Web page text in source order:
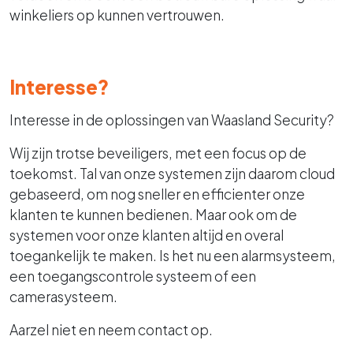
winkeliers op kunnen vertrouwen.
Interesse?
Interesse in de oplossingen van Waasland Security?
Wij zijn trotse beveiligers, met een focus op de
toekomst. Tal van onze systemen zijn daarom cloud
gebaseerd, om nog sneller en efficienter onze
klanten te kunnen bedienen. Maar ook om de
systemen voor onze klanten altijd en overal
toegankelijk te maken. Is het nu een alarmsysteem,
een toegangscontrole systeem of een
camerasysteem.
Aarzel niet en neem contact op.